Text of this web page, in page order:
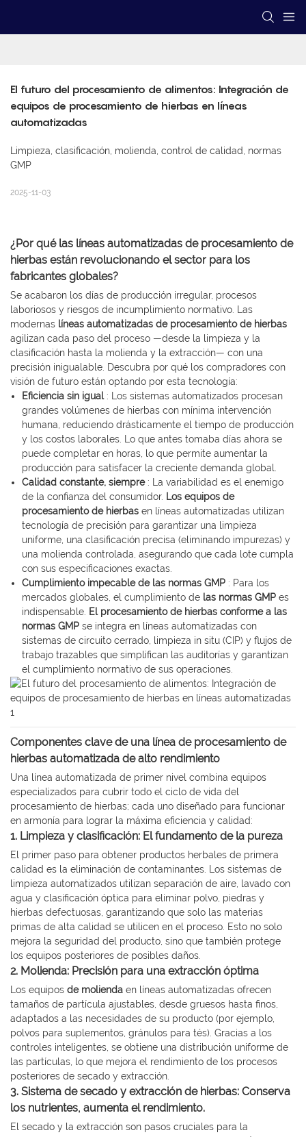
El futuro del procesamiento de alimentos: Integración de
equipos de procesamiento de hierbas en líneas
automatizadas
Limpieza, clasificación, molienda, control de calidad, normas
GMP
2025-11-03
¿Por qué las líneas automatizadas de procesamiento de
hierbas están revolucionando el sector para los
fabricantes globales?
Se acabaron los días de producción irregular, procesos
laboriosos y riesgos de incumplimiento normativo. Las
modernas líneas automatizadas de procesamiento de hierbas
agilizan cada paso del proceso —desde la limpieza y la
clasificación hasta la molienda y la extracción— con una
precisión inigualable. Descubra por qué los compradores con
visión de futuro están optando por esta tecnología:
Eficiencia sin igual: Los sistemas automatizados procesan
grandes volúmenes de hierbas con mínima intervención
humana, reduciendo drásticamente el tiempo de producción
y los costos laborales. Lo que antes tomaba días ahora se
puede completar en horas, lo que permite aumentar la
producción para satisfacer la creciente demanda global.
Calidad constante, siempre: La variabilidad es el enemigo
de la confianza del consumidor. Los equipos de
procesamiento de hierbasen líneas automatizadas utilizan
tecnología de precisión para garantizar una limpieza
uniforme, una clasificación precisa (eliminando impurezas) y
una molienda controlada, asegurando que cada lote cumpla
con sus especificaciones exactas.
Cumplimiento impecable de las normas GMP: Para los
mercados globales, el cumplimiento de las normas GMPes
indispensable. El procesamiento de hierbas conforme a las
normas GMPse integra en líneas automatizadas con
sistemas de circuito cerrado, limpieza in situ (CIP) y flujos de
trabajo trazables que simplifican las auditorías y garantizan
el cumplimiento normativo de sus operaciones.
Componentes clave de una línea de procesamiento de
hierbas automatizada de alto rendimiento
Una línea automatizada de primer nivel combina equipos
especializados para cubrir todo el ciclo de vida del
procesamiento de hierbas; cada uno diseñado para funcionar
en armonía para lograr la máxima eficiencia y calidad:
1. Limpieza y clasificación: El fundamento de la pureza
El primer paso para obtener productos herbales de primera
calidad es la eliminación de contaminantes. Los sistemas de
limpieza automatizados utilizan separación de aire, lavado con
agua y clasificación óptica para eliminar polvo, piedras y
hierbas defectuosas, garantizando que solo las materias
primas de alta calidad se utilicen en el proceso. Esto no solo
mejora la seguridad del producto, sino que también protege
los equipos posteriores de posibles daños.
2. Molienda: Precisión para una extracción óptima
Los equipos de molienda en líneas automatizadas ofrecen
tamaños de partícula ajustables, desde gruesos hasta finos,
adaptados a las necesidades de su producto (por ejemplo,
polvos para suplementos, gránulos para tés). Gracias a los
controles inteligentes, se obtiene una distribución uniforme de
las partículas, lo que mejora el rendimiento de los procesos
posteriores de secado y extracción.
3. Sistema de secado y extracción de hierbas: Conserva
los nutrientes, aumenta el rendimiento.
El secado y la extracción son pasos cruciales para la